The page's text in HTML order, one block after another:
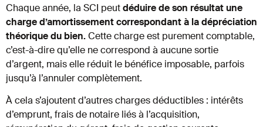
Chaque année, la SCI peutdéduire de son résultat une
charge d’amortissement correspondant à la dépréciation
théorique du bien.Cette charge est purement comptable,
c’est-à-dire qu’elle ne correspond à aucune sortie
d’argent, mais elle réduit le bénéfice imposable, parfois
jusqu’à l’annuler complètement.
À cela s’ajoutent d’autres charges déductibles : intérêts
d’emprunt, frais de notaire liés à l’acquisition,